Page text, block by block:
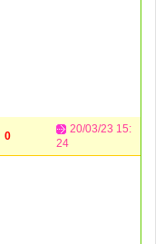
0
20/03/23 15:
24